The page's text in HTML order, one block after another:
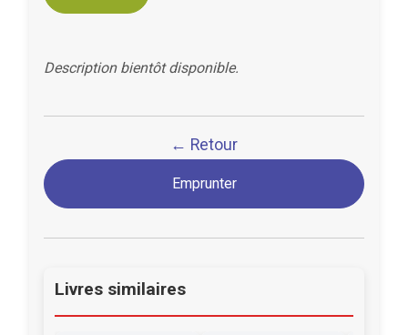
Description bientôt disponible.
← Retour
Emprunter
Livres similaires